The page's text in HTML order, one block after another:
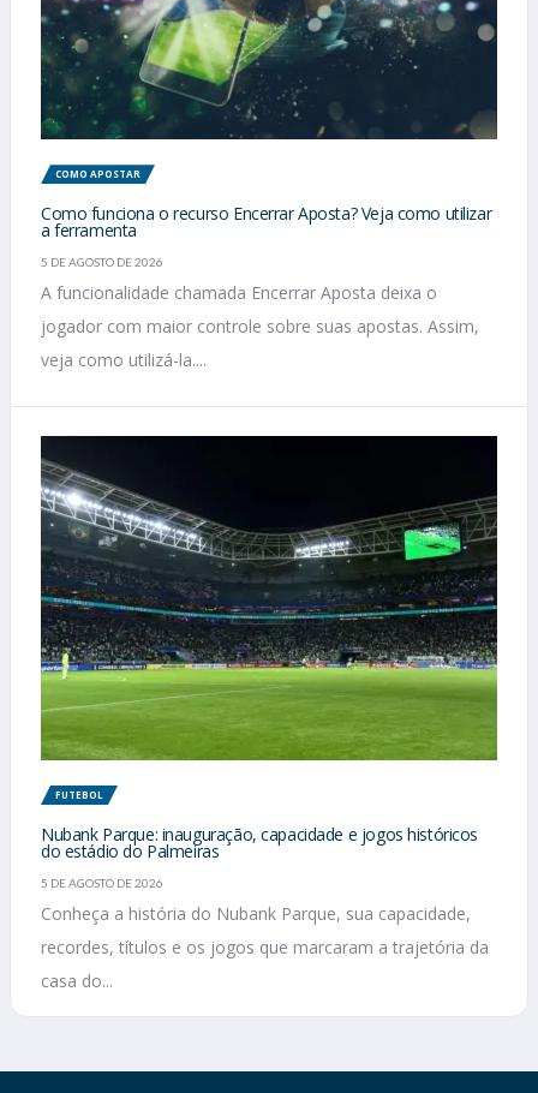
COMO APOSTAR
Como funciona o recurso Encerrar Aposta? Veja como utilizar
a ferramenta
5 DE AGOSTO DE 2026
A funcionalidade chamada Encerrar Aposta deixa o
jogador com maior controle sobre suas apostas. Assim,
veja como utilizá-la....
FUTEBOL
Nubank Parque: inauguração, capacidade e jogos históricos
do estádio do Palmeiras
5 DE AGOSTO DE 2026
Conheça a história do Nubank Parque, sua capacidade,
recordes, títulos e os jogos que marcaram a trajetória da
casa do...